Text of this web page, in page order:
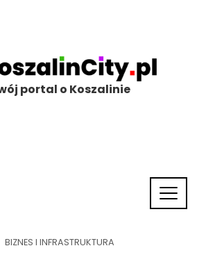
portal o Koszalinie
BIZNES I INFRASTRUKTURA